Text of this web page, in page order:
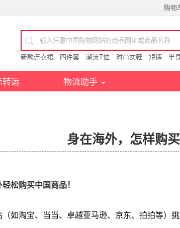
购物
新款连衣裙 四件套 潮流T恤 时尚女鞋 短裤 半
转运 物流助手
身在海外，怎样购
松购买中国商品！
如淘宝、当当、卓越亚马逊、京东、拍拍等）